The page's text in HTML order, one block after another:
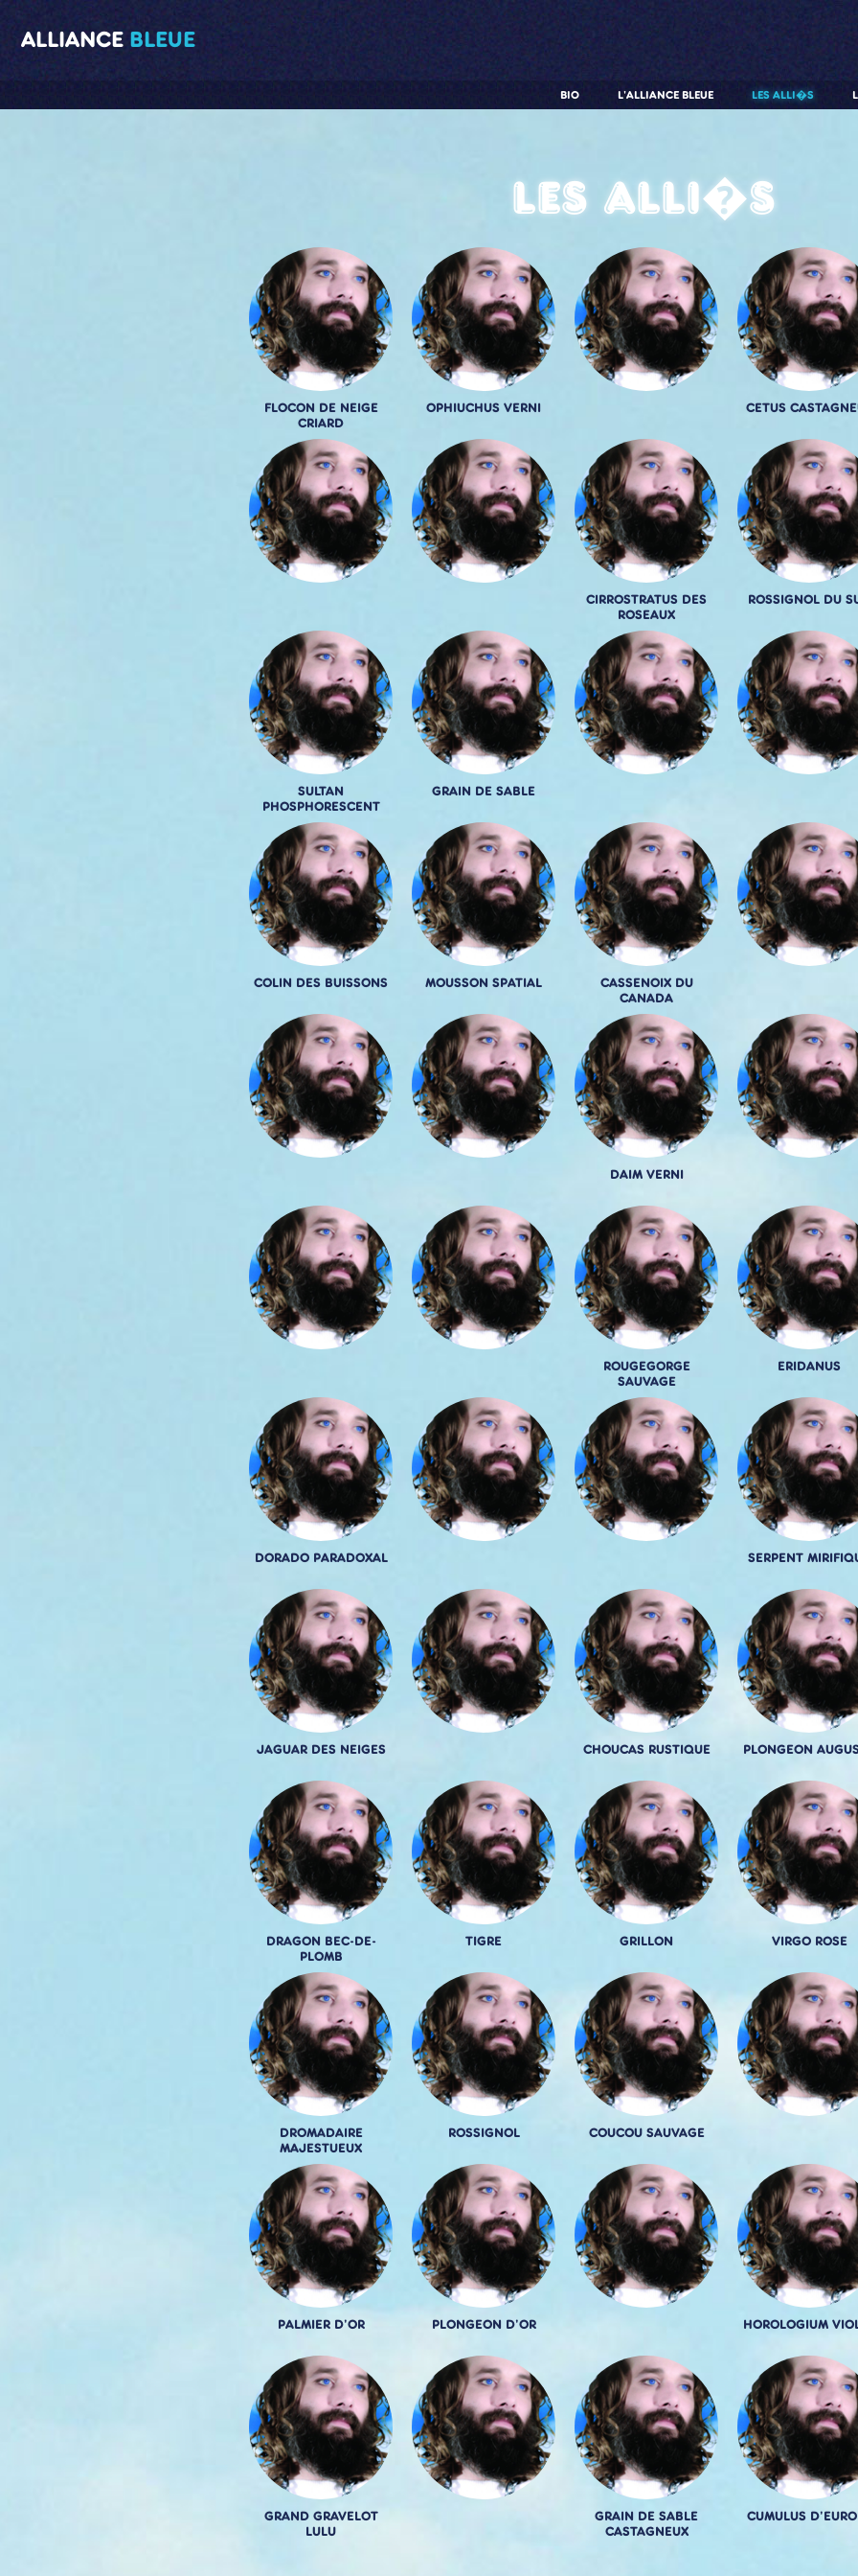
ALLIANCE BLEUE
LES ALLI�S
L'ALLIANCE BLEUE
BIO
Les alli�s
FLOCON DE NEIGE
CRIARD
OPHIUCHUS VERNI CETUS
CIRROSTRATUS DES
ROSEAUX
ROSSIGNOL DU
SULTAN
PHOSPHORESCENT
GRAIN DE SABLE
COLIN DES BUISSONS MOUSSON SPATIAL
CASSENOIX DU
CANADA
DAIM VERNI
ROUGEGORGE
SAUVAGE
ERIDANUS
DORADO PARADOXAL SERPENT
JAGUAR DES NEIGES CHOUCAS RUSTIQUE PLONGEON
DRAGON BEC-DE-
PLOMB
TIGRE GRILLON VIRGO ROSE
DROMADAIRE
MAJESTUEUX
ROSSIGNOL COUCOU SAUVAGE
PALMIER D'OR PLONGEON D'OR HOROLOGIUM
GRAND GRAVELOT
LULU
GRAIN DE SABLE
CASTAGNEUX
CUMULUS